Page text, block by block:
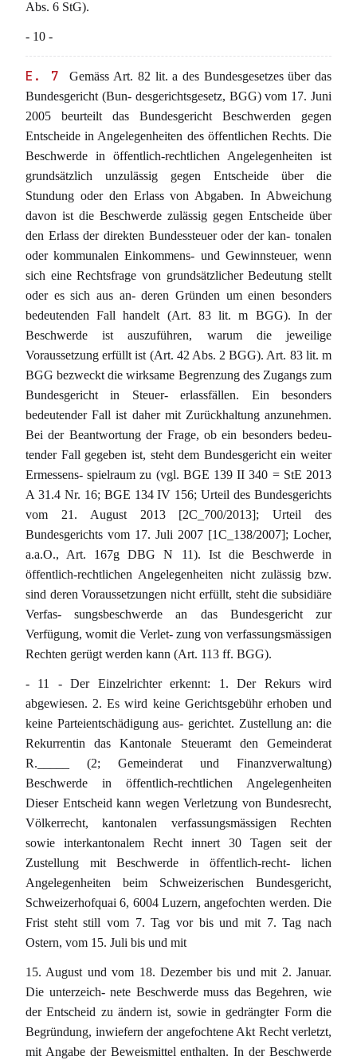
Abs. 6 StG).
- 10 -
E. 7
Gemäss Art. 82 lit. a des Bundesgesetzes über das
Bundesgericht (Bun- desgerichtsgesetz, BGG) vom 17. Juni
2005 beurteilt das Bundesgericht Beschwerden gegen
Entscheide in Angelegenheiten des öffentlichen Rechts. Die
Beschwerde in öffentlich-rechtlichen Angelegenheiten ist
grundsätzlich unzulässig gegen Entscheide über die
Stundung oder den Erlass von Abgaben. In Abweichung
davon ist die Beschwerde zulässig gegen Entscheide über
den Erlass der direkten Bundessteuer oder der kan- tonalen
oder kommunalen Einkommens- und Gewinnsteuer, wenn
sich eine Rechtsfrage von grundsätzlicher Bedeutung stellt
oder es sich aus an- deren Gründen um einen besonders
bedeutenden Fall handelt (Art. 83 lit. m BGG). In der
Beschwerde ist auszuführen, warum die jeweilige
Voraussetzung erfüllt ist (Art. 42 Abs. 2 BGG). Art. 83 lit. m
BGG bezweckt die wirksame Begrenzung des Zugangs zum
Bundesgericht in Steuer- erlassfällen. Ein besonders
bedeutender Fall ist daher mit Zurückhaltung anzunehmen.
Bei der Beantwortung der Frage, ob ein besonders bedeu-
tender Fall gegeben ist, steht dem Bundesgericht ein weiter
Ermessens- spielraum zu (vgl. BGE 139 II 340 = StE 2013
A 31.4 Nr. 16; BGE 134 IV 156; Urteil des Bundesgerichts
vom 21. August 2013 [2C_700/2013]; Urteil des
Bundesgerichts vom 17. Juli 2007 [1C_138/2007]; Locher,
a.a.O., Art. 167g DBG N 11). Ist die Beschwerde in
öffentlich-rechtlichen Angelegenheiten nicht zulässig bzw.
sind deren Voraussetzungen nicht erfüllt, steht die subsidiäre
Verfas- sungsbeschwerde an das Bundesgericht zur
Verfügung, womit die Verlet- zung von verfassungsmässigen
Rechten gerügt werden kann (Art. 113 ff. BGG).
- 11 - Der Einzelrichter erkennt: 1. Der Rekurs wird
abgewiesen. 2. Es wird keine Gerichtsgebühr erhoben und
keine Parteientschädigung aus- gerichtet. Zustellung an: die
Rekurrentin das Kantonale Steueramt den Gemeinderat
R._____ (2; Gemeinderat und Finanzverwaltung)
Beschwerde in öffentlich-rechtlichen Angelegenheiten
Dieser Entscheid kann wegen Verletzung von Bundesrecht,
Völkerrecht, kantonalen verfassungsmässigen Rechten
sowie interkantonalem Recht innert 30 Tagen seit der
Zustellung mit Beschwerde in öffentlich-recht- lichen
Angelegenheiten beim Schweizerischen Bundesgericht,
Schweizerhofquai 6, 6004 Luzern, angefochten werden. Die
Frist steht still vom 7. Tag vor bis und mit 7. Tag nach
Ostern, vom 15. Juli bis und mit
15. August und vom 18. Dezember bis und mit 2. Januar.
Die unterzeich- nete Beschwerde muss das Begehren, wie
der Entscheid zu ändern ist, sowie in gedrängter Form die
Begründung, inwiefern der angefochtene Akt Recht verletzt,
mit Angabe der Beweismittel enthalten. In der Beschwerde